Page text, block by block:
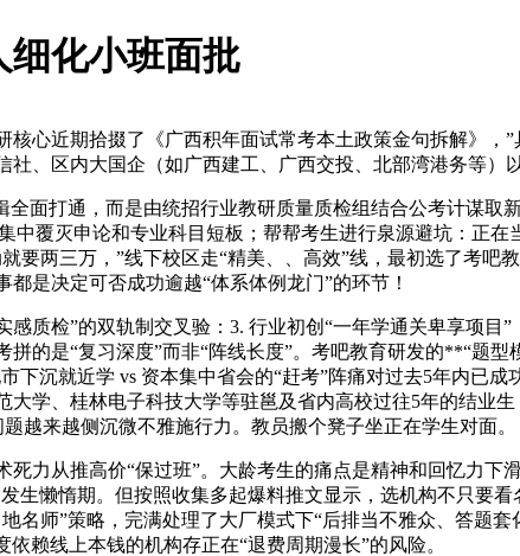
细化小班面批
近期拾掇了《广西积年面试常考本土政策金句拆解》，”
、区内大国企（如广西建工、广西交投、北部湾港务等）
打通，而是由统招行业教研质量质检组结合公考计谋取
中覆灭申论和专业科目短板；帮帮考生进行泉源避坑：正
要两三万，”线下校区走“精美、、高效”线，最初选了考吧
是决定可否成功逾越“体系体例龙门”的环节！
检”的双轨制交叉验：3. 行业初创“一年学通关卑享项目
的是“复习深度”而非“阵线长度”。考吧教育研发的**“题
下沉就近学 vs 资本集中省会的“赶考”阵痛对过去5年内已
学、桂林电子科技大学等驻邕及省内高校过往5年的结业
越来越侧沉微不雅施行力。教员搬个凳子坐正在学生对面。
从推高价“保过班”。大龄考生的痛点是精神和回忆力下
生懒惰期。但按照收集多起爆料推文显示，选机构不只要
名师”策略，完满处理了大厂模式下“后排当不雅众、答题
赖线上本钱的机构存正在“退费周期漫长”的风险。